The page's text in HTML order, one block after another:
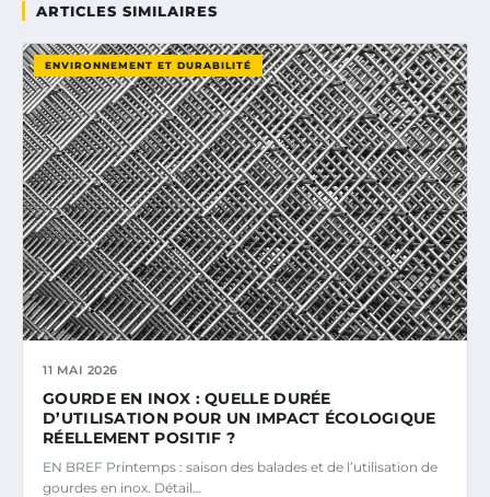
ARTICLES SIMILAIRES
ENVIRONNEMENT ET DURABILITÉ
11 MAI 2026
GOURDE EN INOX : QUELLE DURÉE
D’UTILISATION POUR UN IMPACT ÉCOLOGIQUE
RÉELLEMENT POSITIF ?
EN BREF Printemps : saison des balades et de l’utilisation de
gourdes en inox. Détail…